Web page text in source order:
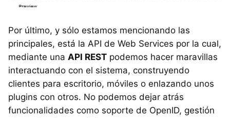
Por último, y sólo estamos mencionando las
principales, está la API de Web Services por la cual,
mediante una API REST podemos hacer maravillas
interactuando con el sistema, construyendo
clientes para escritorio, móviles o enlazando unos
plugins con otros. No podemos dejar atrás
funcionalidades como soporte de OpenID, gestión